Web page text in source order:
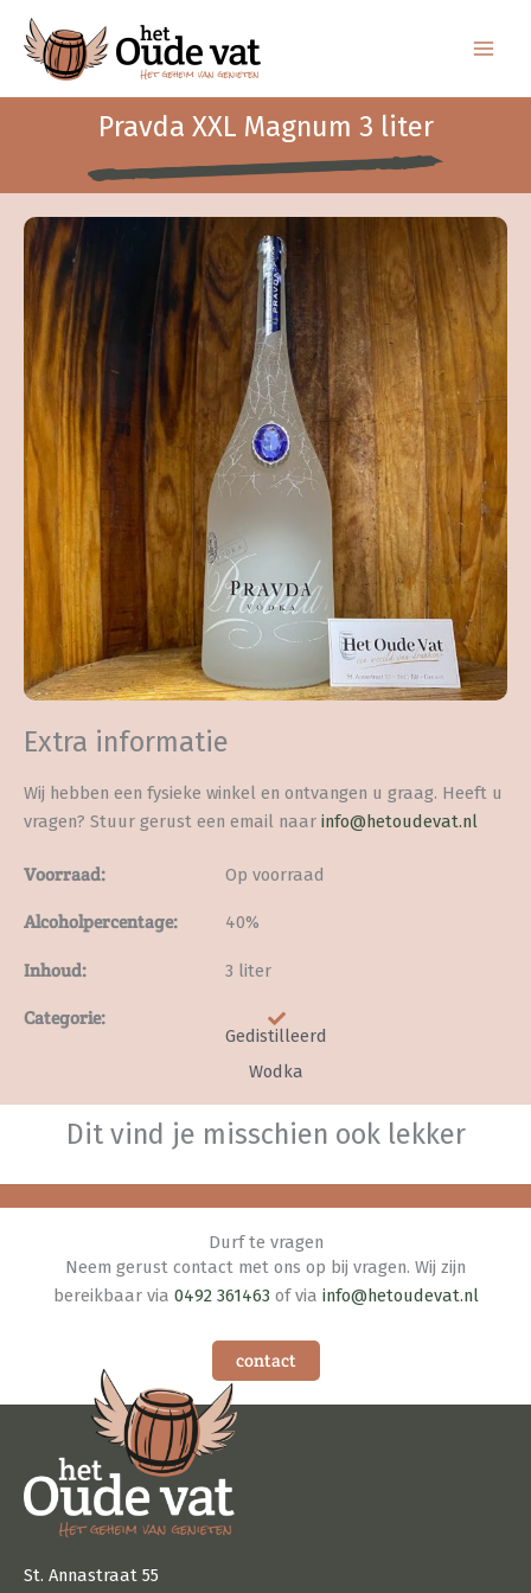
naar
inhoud
Pravda XXL Magnum 3 liter
Extra informatie
Wij hebben een fysieke winkel en ontvangen u graag. Heeft u
vragen? Stuur gerust een email naar info@hetoudevat.nl
Voorraad: Op voorraad
Alcoholpercentage: 40%
Inhoud: 3 liter
Categorie:
Gedistilleerd
Wodka
Dit vind je misschien ook lekker
Durf te vragen
Neem gerust contact met ons op bij vragen. Wij zijn
bereikbaar via 0492 361463 of via info@hetoudevat.nl
contact
St. Annastraat 55